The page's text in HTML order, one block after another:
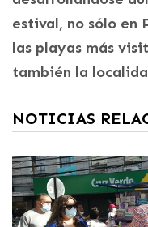
estival, no sólo en
las playas más
también la
NOTICIAS